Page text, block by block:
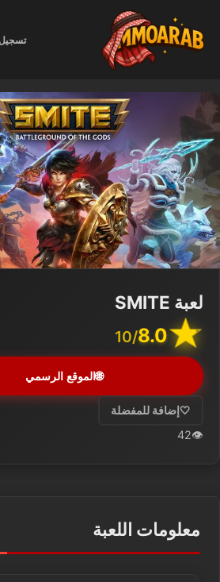
المحتوى
لعبة SMITE
8.0
/10
🌐الموقع الرسمي
🤍 إضافة للمفضلة
👁️
42
معلومات اللعبة